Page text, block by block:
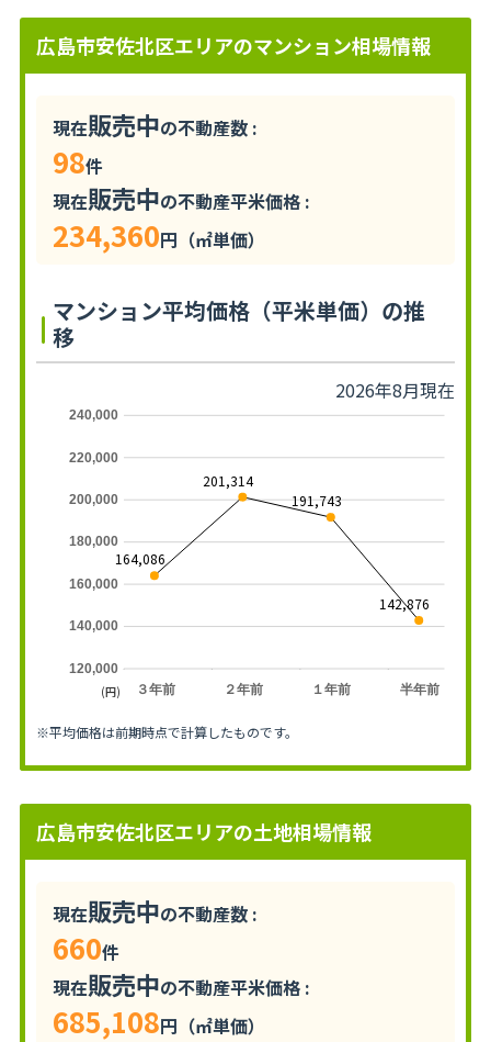
広島市安佐北区エリアのマンション相場情報
現在販売中の不動産数 :
98件
現在販売中の不動産平米価格 :
234,360円（㎡単価）
マンション平均価格（平米単価）の推
移
2026年8月現在
３年前 ２年前 １年前 半年前
120,000
140,000
160,000
180,000
200,000
220,000
240,000
164,086
201,314
191,743
142,876
(円)
※平均価格は前期時点で計算したものです。
広島市安佐北区エリアの土地相場情報
現在販売中の不動産数 :
660件
現在販売中の不動産平米価格 :
685,108円（㎡単価）